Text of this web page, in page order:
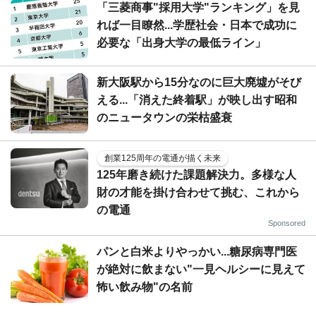
「三菱商事"採用大学"ランキング」を見
れば一目瞭然...学歴社会・日本で成功に
必要な「出身大学の最低ライン」
新大阪駅から15分なのに巨大廃墟がそび
える...「消えた終着駅」が映し出す昭和
のニュータウンの栄枯盛衰
創業125周年の電通が描く未来
125年磨き続けた課題解決力。多様な人
財の才能を掛け合わせて挑む、これから
の電通
Sponsored
パンと白米よりやっかい...糖尿病専門医
が絶対に飲まない"一見ヘルシーに見えて
怖い飲み物"の名前